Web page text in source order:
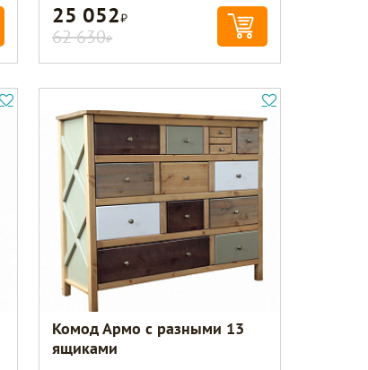
25 052Р
62 630Р
Комод Армо с разными 13
ящиками